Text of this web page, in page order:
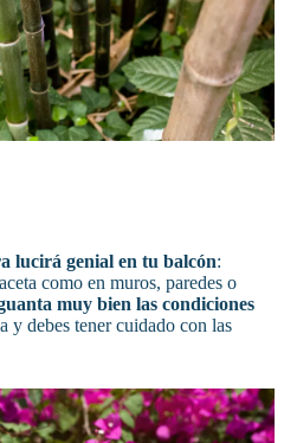
lucirá genial en tu balcón:
como en muros, paredes o
muy bien las condiciones
y debes tener cuidado con las